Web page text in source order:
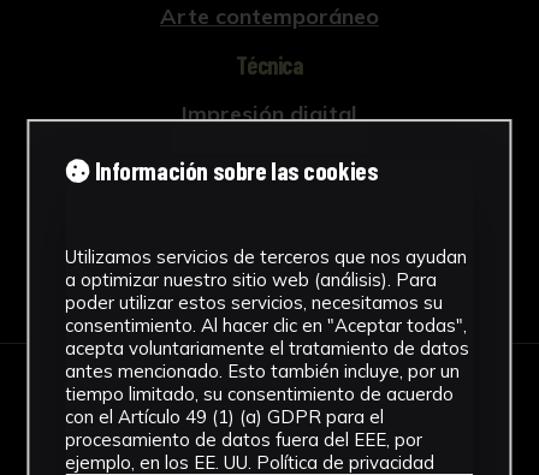
Arte contemporáneo
Técnica
Impresión digital
Descargar Ficha
IMÁGENES
Información sobre las cookies
Utilizamos servicios de terceros que nos ayudan
a optimizar nuestro sitio web (análisis). Para
poder utilizar estos servicios, necesitamos su
consentimiento. Al hacer clic en "Aceptar todas",
acepta voluntariamente el tratamiento de datos
antes mencionado. Esto también incluye, por un
tiempo limitado, su consentimiento de acuerdo
con el Artículo 49 (1) (a) GDPR para el
procesamiento de datos fuera del EEE, por
ejemplo, en los EE. UU. Política de privacidad